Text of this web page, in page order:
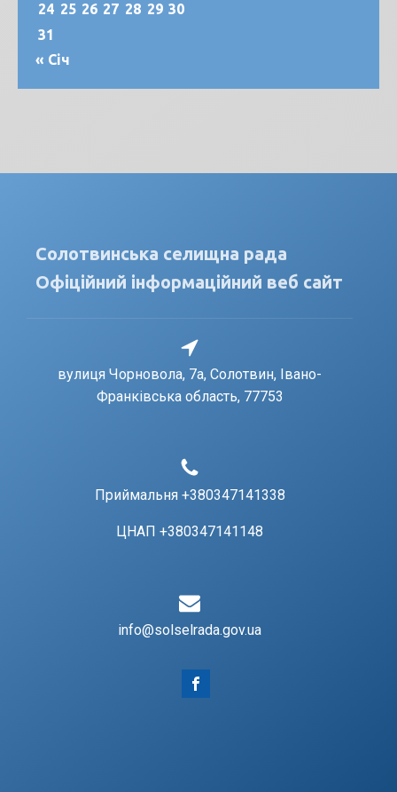
24 25 26 27 28 29 30
31
« Січ
Солотвинська селищна рада
Офіційний інформаційний веб сайт
вулиця Чорновола, 7a, Солотвин, Івано-
Франківська область, 77753
Приймальня +380347141338
ЦНАП +380347141148
info@solselrada.gov.ua